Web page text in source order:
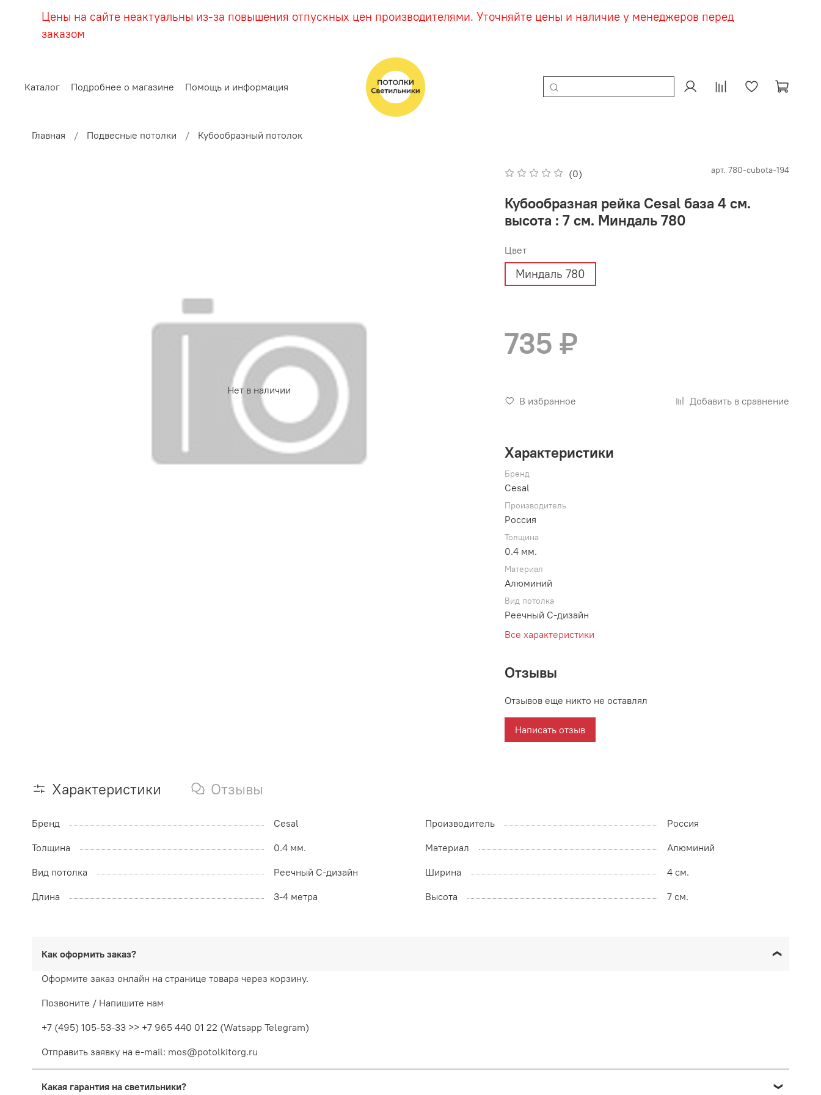
Цены на сайте неактуальны из-за повышения отпускных цен производителями. Уточняйте цены и наличие у менеджеров перед
заказом
Каталог Подробнее о магазине Помощь и информация
Главная Подвесные потолки Кубообразный потолок
Нет в наличии
(0) арт. 780-cubota-194
Кубообразная рейка Cesal база 4 см.
высота : 7 см. Миндаль 780
Цвет
Миндаль 780
735 ₽
В избранное Добавить в сравнение
Характеристики
Бренд
Cesal
Производитель
Россия
Толщина
0.4 мм.
Материал
Алюминий
Вид потолка
Реечный С-дизайн
Все характеристики
Отзывы
Отзывов еще никто не оставлял
Написать отзыв
Характеристики Отзывы
Бренд Cesal Производитель
Россия
Толщина
0.4 мм. Материал
Алюминий
Вид потолка
Реечный С-дизайн Ширина
4 см.
Длина
3-4 метра Высота 7 см.
Как оформить заказ?
Оформите заказ онлайн на странице товара через корзину.
Позвоните / Напишите нам
+7 (495) 105-53-33 >> +7 965 440 01 22 (Watsapp Telegram)
Отправить заявку на e-mail: mos@potolkitorg.ru
Какая гарантия на светильники?